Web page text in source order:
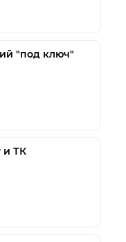
в трех
в особо малых
подобрать под
и для солидных
пластиковым
ГОСТ EN 358-2008,
испытания
"под ключ"
и ТК